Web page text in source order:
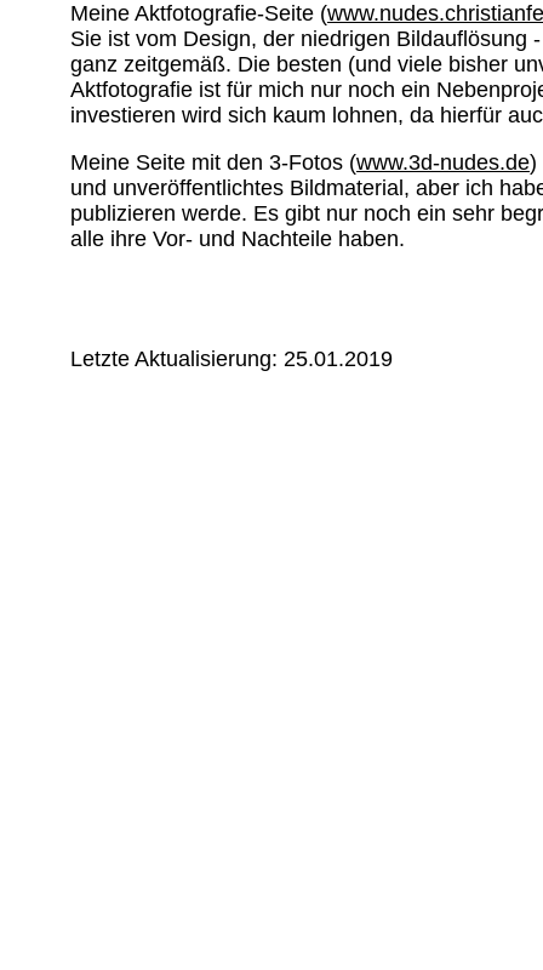
Meine Aktfotografie-Seite (
Sie ist vom Design, der niedrigen Bildauflösung
ganz zeitgemäß. Die besten (und viele bisher
Aktfotografie ist für mich nur noch ein
investieren wird sich kaum lohnen, da hierfür
Meine Seite mit den 3-Fotos (www.3d-nudes.de)
und unveröffentlichtes Bildmaterial, aber ich
publizieren werde. Es gibt nur noch ein sehr
alle ihre Vor- und Nachteile haben.
Letzte Aktualisierung: 25.01.2019